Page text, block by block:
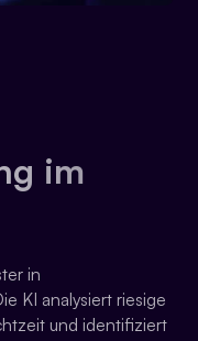
im
in
KI analysiert riesige
und identifiziert